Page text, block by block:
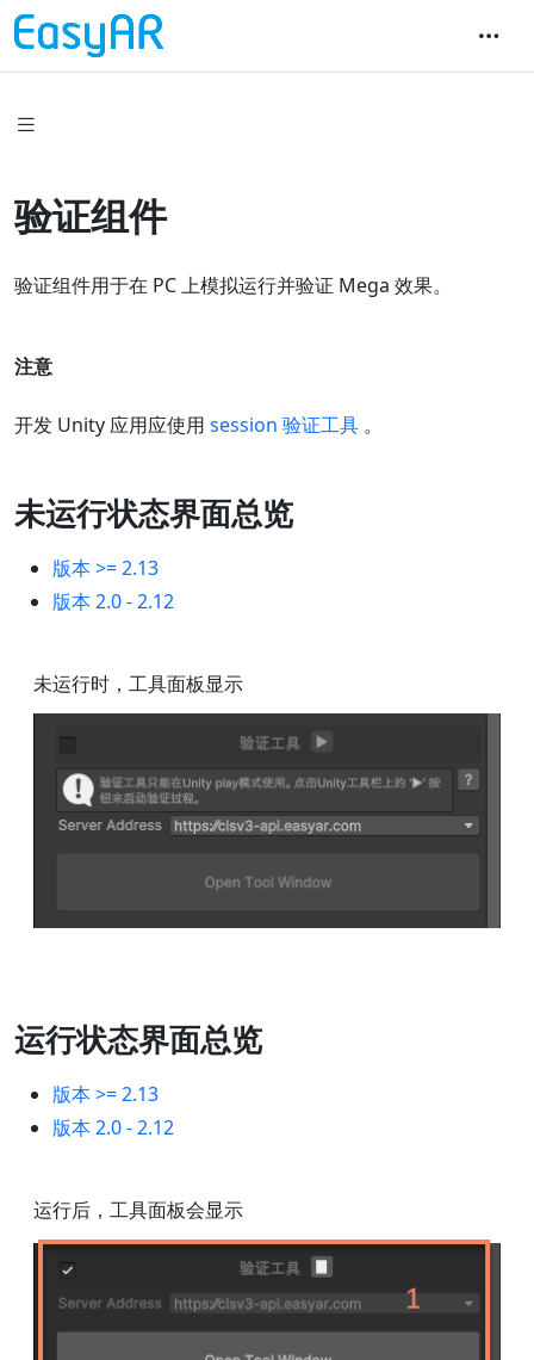
验证组件
验证组件用于在 PC 上模拟运行并验证 Mega 效果。
注意
开发 Unity 应用应使用 session 验证工具 。
未运行状态界面总览
版本 >= 2.13
版本 2.0 - 2.12
未运行时，工具面板显示
运行状态界面总览
版本 >= 2.13
版本 2.0 - 2.12
运行后，工具面板会显示